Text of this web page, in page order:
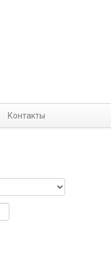
Контакты